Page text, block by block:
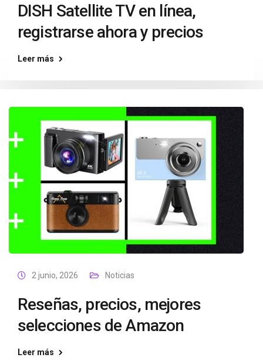
DISH Satellite TV en línea,
registrarse ahora y precios
Leer más
2 junio, 2026 Noticias
Reseñas, precios, mejores
selecciones de Amazon
Leer más